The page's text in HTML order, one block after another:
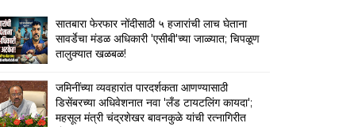
सातबारा फेरफार नोंदीसाठी ५ हजारांची लाच घेताना
सावर्डेचा मंडळ अधिकारी 'एसीबी'च्या जाळ्यात; चिपळूण
तालुक्यात खळबळ!
जमिनींच्या व्यवहारांत पारदर्शकता आणण्यासाठी
डिसेंबरच्या अधिवेशनात नवा 'लँड टायटलिंग कायदा';
महसूल मंत्री चंद्रशेखर बावनकुळे यांची रत्नागिरीत